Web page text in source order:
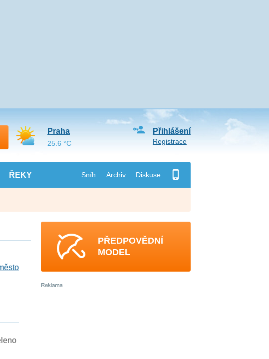
ŘEKY Sníh Archiv Diskuse
Přihlášení
Registrace
Praha
25.6 °C
PŘEDPOVĚDNÍ
MODEL